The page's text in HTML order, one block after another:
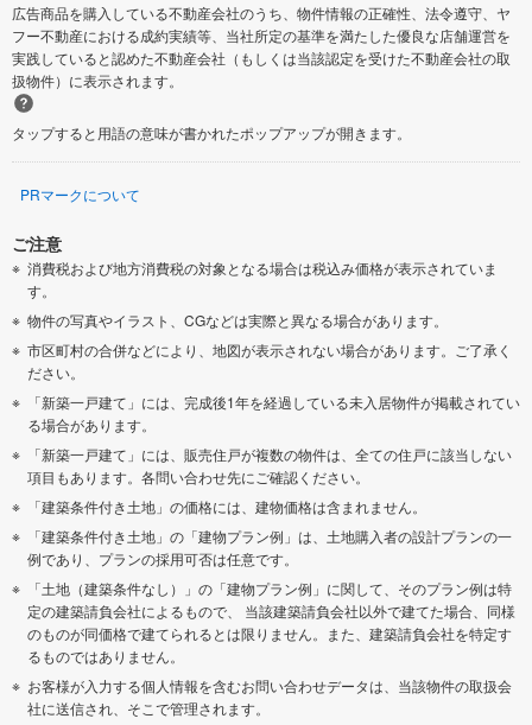
広告商品を購入している不動産会社のうち、物件情報の正確性、法令遵守、ヤ
フー不動産における成約実績等、当社所定の基準を満たした優良な店舗運営を
実践していると認めた不動産会社（もしくは当該認定を受けた不動産会社の取
扱物件）に表示されます。
タップすると用語の意味が書かれたポップアップが開きます。
PRマークについて
ご注意
消費税および地方消費税の対象となる場合は税込み価格が表示されていま
す。
物件の写真やイラスト、CGなどは実際と異なる場合があります。
市区町村の合併などにより、地図が表示されない場合があります。ご了承く
ださい。
「新築一戸建て」には、完成後1年を経過している未入居物件が掲載されてい
る場合があります。
「新築一戸建て」には、販売住戸が複数の物件は、全ての住戸に該当しない
項目もあります。各問い合わせ先にご確認ください。
「建築条件付き土地」の価格には、建物価格は含まれません。
「建築条件付き土地」の「建物プラン例」は、土地購入者の設計プランの一
例であり、プランの採用可否は任意です。
「土地（建築条件なし）」の「建物プラン例」に関して、そのプラン例は特
定の建築請負会社によるもので、 当該建築請負会社以外で建てた場合、同様
のものが同価格で建てられるとは限りません。また、建築請負会社を特定す
るものではありません。
お客様が入力する個人情報を含むお問い合わせデータは、当該物件の取扱会
社に送信され、そこで管理されます。